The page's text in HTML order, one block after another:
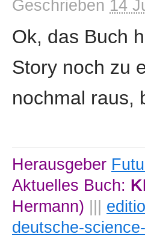
Geschrieben 14
Ok, das Buch
Story noch zu
nochmal raus,
Herausgeber
Aktuelles Buch:
Hermann)
deutsche-